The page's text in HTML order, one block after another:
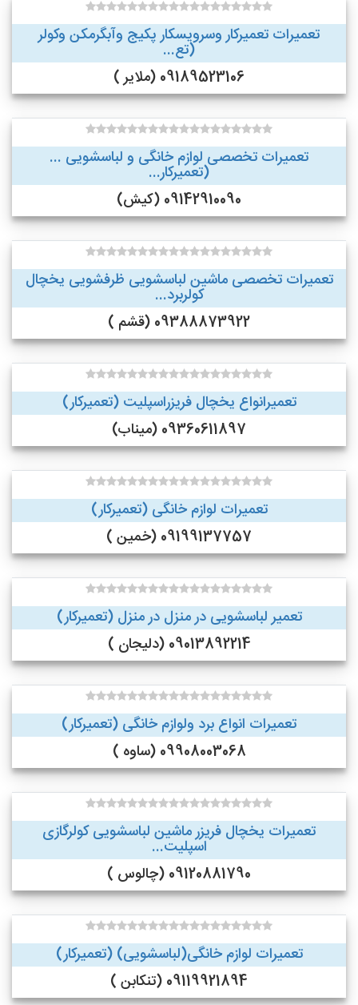
تعمیرات تعمیرکار وسرویسکار پکیج وآبگرمکن وکولر
(تع...
09189523106 (ملایر )
تعمیرات تخصصی لوازم خانگی و لباسشویی ...
(تعمیرکار...
09142910090 (کیش)
تعمیرات تخصصی ماشین لباسشویی ظرفشویی یخچال
کولربرد...
09388873922 (قشم )
تعمیرانواع یخچال فریزراسپلیت (تعمیرکار)
09360611897 (میناب)
تعمیرات لوازم خانگی (تعمیرکار)
09199137757 (خمین )
تعمیر لباسشویی در منزل در منزل (تعمیرکار)
09013892214 (دلیجان )
تعمیرات انواع برد ولوازم خانگی (تعمیرکار)
09908003068 (ساوه )
تعمیرات یخچال فریزر ماشین لباسشویی کولرگازی
اسپلیت...
09120881790 (چالوس )
تعمیرات لوازم خانگی(لباسشویی) (تعمیرکار)
09119921894 (تنکابن )